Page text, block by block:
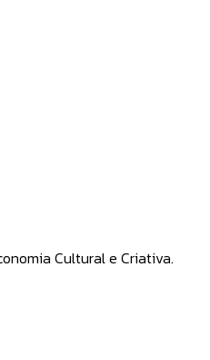
Cultural e Criativa.